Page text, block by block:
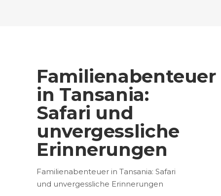
Familienabenteuer
in Tansania:
Safari und
unvergessliche
Erinnerungen
Familienabenteuer in Tansania: Safari
und unvergessliche Erinnerungen